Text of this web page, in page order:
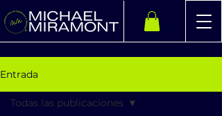
Entrada
Todas las publicaciones